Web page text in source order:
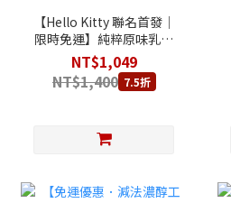
【Hello Kitty 聯名首發│
限時免運】純粹原味乳酪
蛋糕 6吋+小小公爵3入禮
盒 〔蝴蝶結款〕
NT$1,049
NT$1,400 7.5折